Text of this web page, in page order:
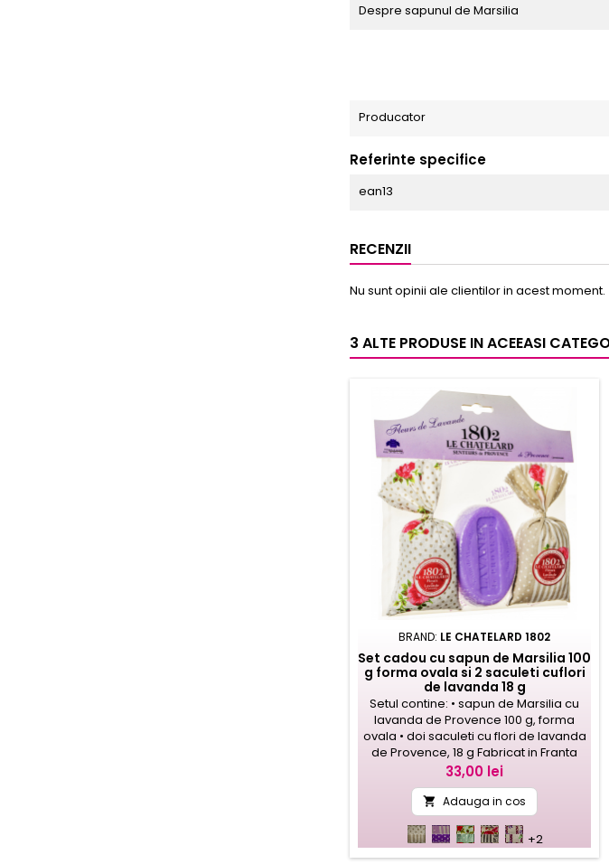
Despre sapunul de Marsilia
Producator
Referinte specifice
ean13
RECENZII
Nu sunt opinii ale clientilor in acest moment.
3 ALTE PRODUSE IN ACEEASI
BRAND: LE CHATELARD 1802
Set cadou cu sapun de Marsilia 100
g forma ovala si 2 saculeti cuflori
de lavanda 18 g
Setul contine: • sapun de Marsilia cu
lavanda de Provence 100 g, forma
ovala • doi saculeti cu flori de lavanda
de Provence, 18 g Fabricat in Franta
Pret
33,00 lei
 Adauga in cos
LBNS04ELBNS04RLBNS04TLBNS04G
LDES04
+2